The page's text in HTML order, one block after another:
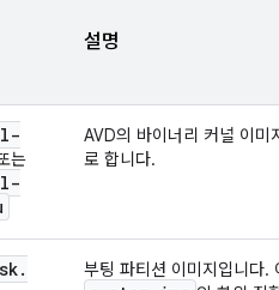
설명
는
AVD의 바이너리 커널 이미
로 합니다.
.
부팅 파티션 이미지입니다.